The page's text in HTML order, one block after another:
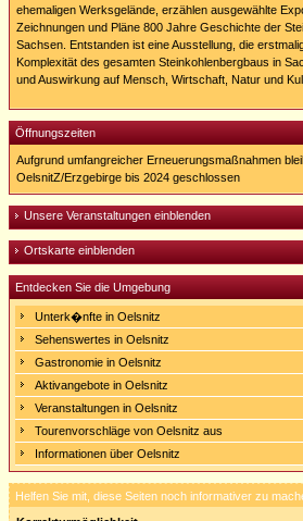
ehemaligen Werksgelände, erzählen ausgewählte
Zeichnungen und Pläne 800 Jahre Geschichte der
Sachsen. Entstanden ist eine Ausstellung, die
Komplexität des gesamten Steinkohlenbergbaus in
und Auswirkung auf Mensch, Wirtschaft, Natur und
Öffnungszeiten
Aufgrund umfangreicher Erneuerungsmaßnahmen
OelsnitZ/Erzgebirge bis 2024 geschlossen
Unsere Veranstaltungen einblenden
Ortskarte einblenden
Entdecken Sie die Umgebung
Unterk�nfte in Oelsnitz
Sehenswertes in Oelsnitz
Gastronomie in Oelsnitz
Aktivangebote in Oelsnitz
Veranstaltungen in Oelsnitz
Tourenvorschläge von Oelsnitz aus
Informationen über Oelsnitz
Helfen Sie mit, diese Seiten noch informativer zu